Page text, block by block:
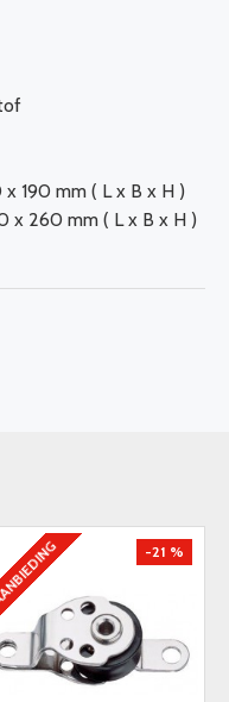
190 mm ( L x B x H )
x 260 mm ( L x B x H )
-21 %